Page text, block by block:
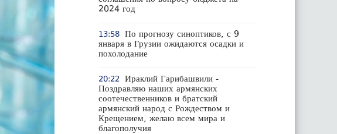
2024 год
13:58 По прогнозу синоптиков, с 9
января в Грузии ожидаются осадки и
похолодание
20:22
Ираклий Гарибашвили -
Поздравляю наших армянских
соотечественников и братский
армянский народ с Рождеством и
Крещением, желаю всем мира и
благополучия